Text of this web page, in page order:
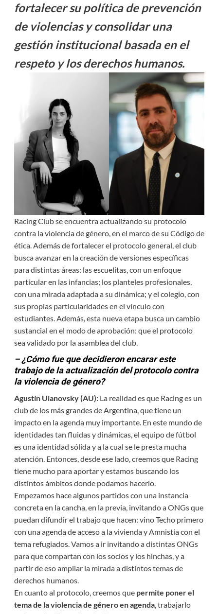
fortalecer su política de prevención
de violencias y consolidar una
gestión institucional basada en el
respeto y los derechos humanos.
Racing Club se encuentra actualizando su protocolo
contra la violencia de género, en el marco de su Código de
ética. Además de fortalecer el protocolo general, el club
busca avanzar en la creación de versiones específicas
para distintas áreas: las escuelitas, con un enfoque
particular en las infancias; los planteles profesionales,
con una mirada adaptada a su dinámica; y el colegio, con
sus propias particularidades en el vínculo con
estudiantes. Además, esta nueva etapa busca un cambio
sustancial en el modo de aprobación: que el protocolo
sea validado por la asamblea del club.
– ¿Cómo fue que decidieron encarar este
trabajo de la actualización del protocolo contra
la violencia de género?
Agustín Ulanovsky (AU):La realidad es que Racing es un
club de los más grandes de Argentina, que tiene un
impacto en la agenda muy importante. En este mundo de
identidades tan fluidas y dinámicas, el equipo de fútbol
es una identidad sólida y a la cual se le presta mucha
atención. Entonces, desde ese lado, creemos que Racing
tiene mucho para aportar y estamos buscando los
distintos ámbitos donde podamos hacerlo.
Empezamos hace algunos partidos con una instancia
concreta en la cancha, en la previa, invitando a ONGs que
puedan difundir el trabajo que hacen: vino Techo primero
con una agenda de acceso a la vivienda y Amnistía con el
tema refugiados. Vamos a ir invitando a distintas ONGs
para que compartan con los socios y los hinchas, y a
partir de eso ampliar la mirada a distintos temas de
derechos humanos.
En cuanto al protocolo, creemos quepermite poner el
tema de la violencia de género en agenda, trabajarlo